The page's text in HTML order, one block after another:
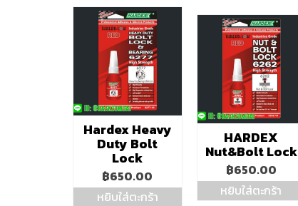
Hardex Heavy
Duty Bolt
Lock
฿650.00
หยิบใส่ตะกร้า
HARDEX
Nut&Bolt Lock
฿650.00
หยิบใส่ตะกร้า